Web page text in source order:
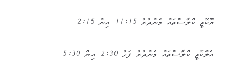
ޔޫކޭޖީ ކްލާސްްތައް މެންދުރު 11:15 އިން 2:15
އެލްކޭޖީ ކްލާސްްތައް މެންދުރު ފަހު 2:30 އިން 5:30